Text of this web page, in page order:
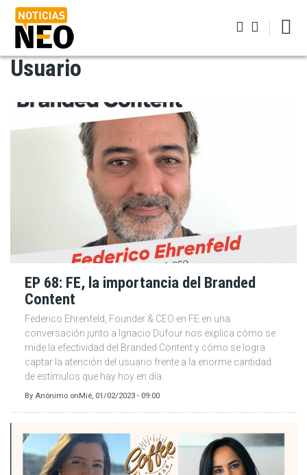
Pasar
contenido
principal
Usuario
EP 68: FE, la importancia del Branded
Content
Federico Ehrenfeld, Founder & CEO en FE en una
conversación junto a Ignacio Dufour nos explica cómo se
mide la efectividad del Branded Content y cómo se logra
captar la atención del usuario frente a la enorme cantidad
de estímulos que hay hoy en día.
By Anónimo on Mié, 01/02/2023 - 09:00